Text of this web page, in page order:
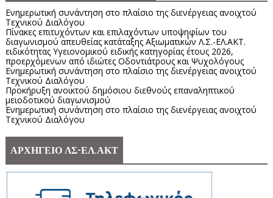
Ενημερωτική συνάντηση στο πλαίσιο της διενέργειας ανοιχτού
Τεχνικού Διαλόγου
Πίνακες επιτυχόντων και επιλαχόντων υποψηφίων του
διαγωνισμού απευθείας κατάταξης Αξιωματικών Λ.Σ.-ΕΛ.ΑΚΤ.
ειδικότητας Υγειονομικού ειδικής κατηγορίας έτους 2026,
προερχόμενων από ιδιώτες Οδοντιάτρους και Ψυχολόγους
Ενημερωτική συνάντηση στο πλαίσιο της διενέργειας ανοιχτού
Τεχνικού Διαλόγου
Προκήρυξη ανοικτού δημόσιου διεθνούς επαναληπτικού
μειοδοτικού διαγωνισμού
Ενημερωτική συνάντηση στο πλαίσιο της διενέργειας ανοιχτού
Τεχνικού Διαλόγου
ΑΡΧΗΓΕΙΟ ΛΣ-ΕΛ.ΑΚΤ